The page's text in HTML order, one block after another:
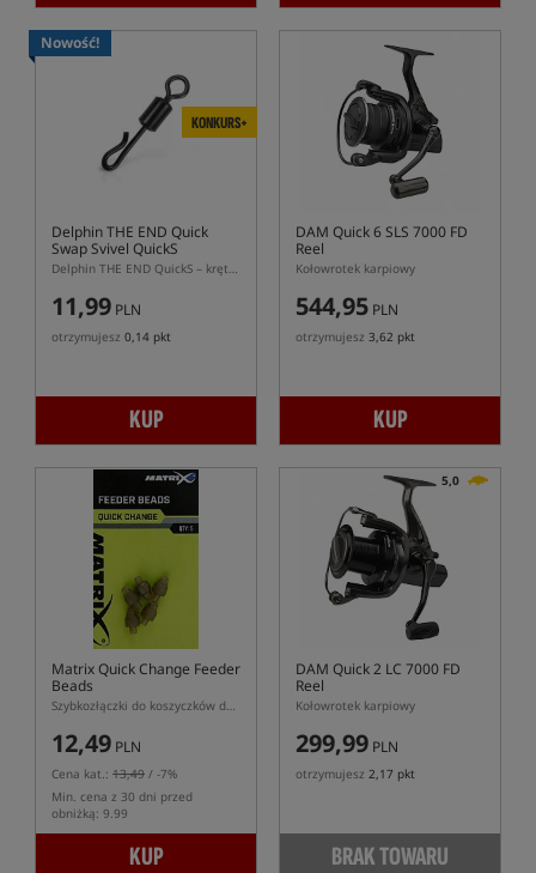
Nowość!
KONKURS+
Delphin THE END Quick
Swap Svivel QuickS
Delphin THE END QuickS – krętlik karpiowy z szybkozłączką
11,99 PLN
otrzymujesz 0,14 pkt
KUP
DAM Quick 6 SLS 7000 FD
Reel
Kołowrotek karpiowy
544,95 PLN
otrzymujesz 3,62 pkt
KUP
Matrix Quick Change Feeder
Beads
Szybkozłączki do koszyczków do metody Matrix
12,49 PLN
Cena kat.: 13,49 / -7%
Min. cena z 30 dni przed
obniżką: 9.99
KUP
5,0
DAM Quick 2 LC 7000 FD
Reel
Kołowrotek karpiowy
299,99 PLN
otrzymujesz 2,17 pkt
BRAK TOWARU